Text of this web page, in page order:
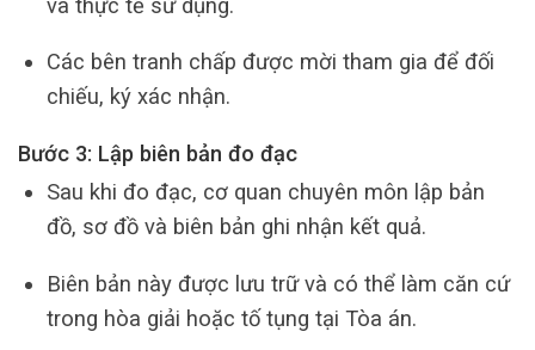
và thực tế sử dụng.
Các bên tranh chấp được mời tham gia để đối
chiếu, ký xác nhận.
Bước 3: Lập biên bản đo đạc
Sau khi đo đạc, cơ quan chuyên môn lập bản
đồ, sơ đồ và biên bản ghi nhận kết quả.
Biên bản này được lưu trữ và có thể làm căn cứ
trong hòa giải hoặc tố tụng tại Tòa án.